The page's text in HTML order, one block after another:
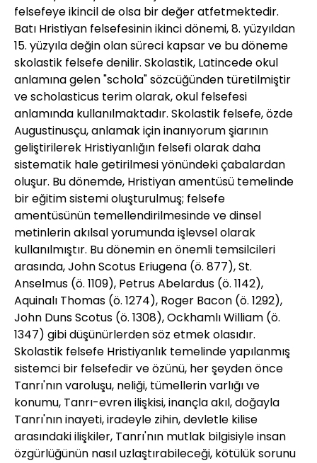
felsefeye ikincil de olsa bir değer atfetmektedir.
Batı Hristiyan felsefesinin ikinci dönemi, 8. yüzyıldan
15. yüzyıla değin olan süreci kapsar ve bu döneme
skolastik felsefe denilir. Skolastik, Latincede okul
anlamına gelen "schola" sözcüğünden türetilmiştir
ve scholasticus terim olarak, okul felsefesi
anlamında kullanılmaktadır. Skolastik felsefe, özde
Augustinusçu, anlamak için inanıyorum şiarının
geliştirilerek Hristiyanlığın felsefi olarak daha
sistematik hale getirilmesi yönündeki çabalardan
oluşur. Bu dönemde, Hristiyan amentüsü temelinde
bir eğitim sistemi oluşturulmuş; felsefe
amentüsünün temellendirilmesinde ve dinsel
metinlerin akılsal yorumunda işlevsel olarak
kullanılmıştır. Bu dönemin en önemli temsilcileri
arasında, John Scotus Eriugena (ö. 877), St.
Anselmus (ö. 1109), Petrus Abelardus (ö. 1142),
Aquinalı Thomas (ö. 1274), Roger Bacon (ö. 1292),
John Duns Scotus (ö. 1308), Ockhamlı William (ö.
1347) gibi düşünürlerden söz etmek olasıdır.
Skolastik felsefe Hristiyanlık temelinde yapılanmış
sistemci bir felsefedir ve özünü, her şeyden önce
Tanrı'nın varoluşu, neliği, tümellerin varlığı ve
konumu, Tanrı-evren ilişkisi, inançla akıl, doğayla
Tanrı'nın inayeti, iradeyle zihin, devletle kilise
arasındaki ilişkiler, Tanrı'nın mutlak bilgisiyle insan
özgürlüğünün nasıl uzlaştırabileceği, kötülük sorunu